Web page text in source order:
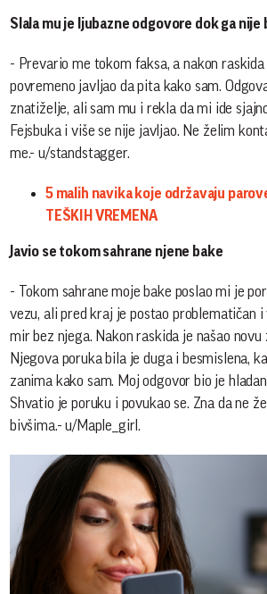
Slala mu je ljubazne odgovore dok ga nije
- Prevario me tokom faksa, a nakon
povremeno javljao da pita kako sam.
znatiželje, ali sam mu i rekla da mi ide
Fejsbuka i više se nije javljao. Ne želim
me.- u/standstagger.
5 malih navika koje održavaju
TEŠKIH VREMENA
Javio se tokom sahrane njene bake
- Tokom sahrane moje bake poslao mi je
vezu, ali pred kraj je postao problematičan i
mir bez njega. Nakon raskida je našao novu
Njegova poruka bila je duga i besmislena,
zanima kako sam. Moj odgovor bio je
Shvatio je poruku i povukao se. Zna da ne
bivšima.- u/Maple_girl.